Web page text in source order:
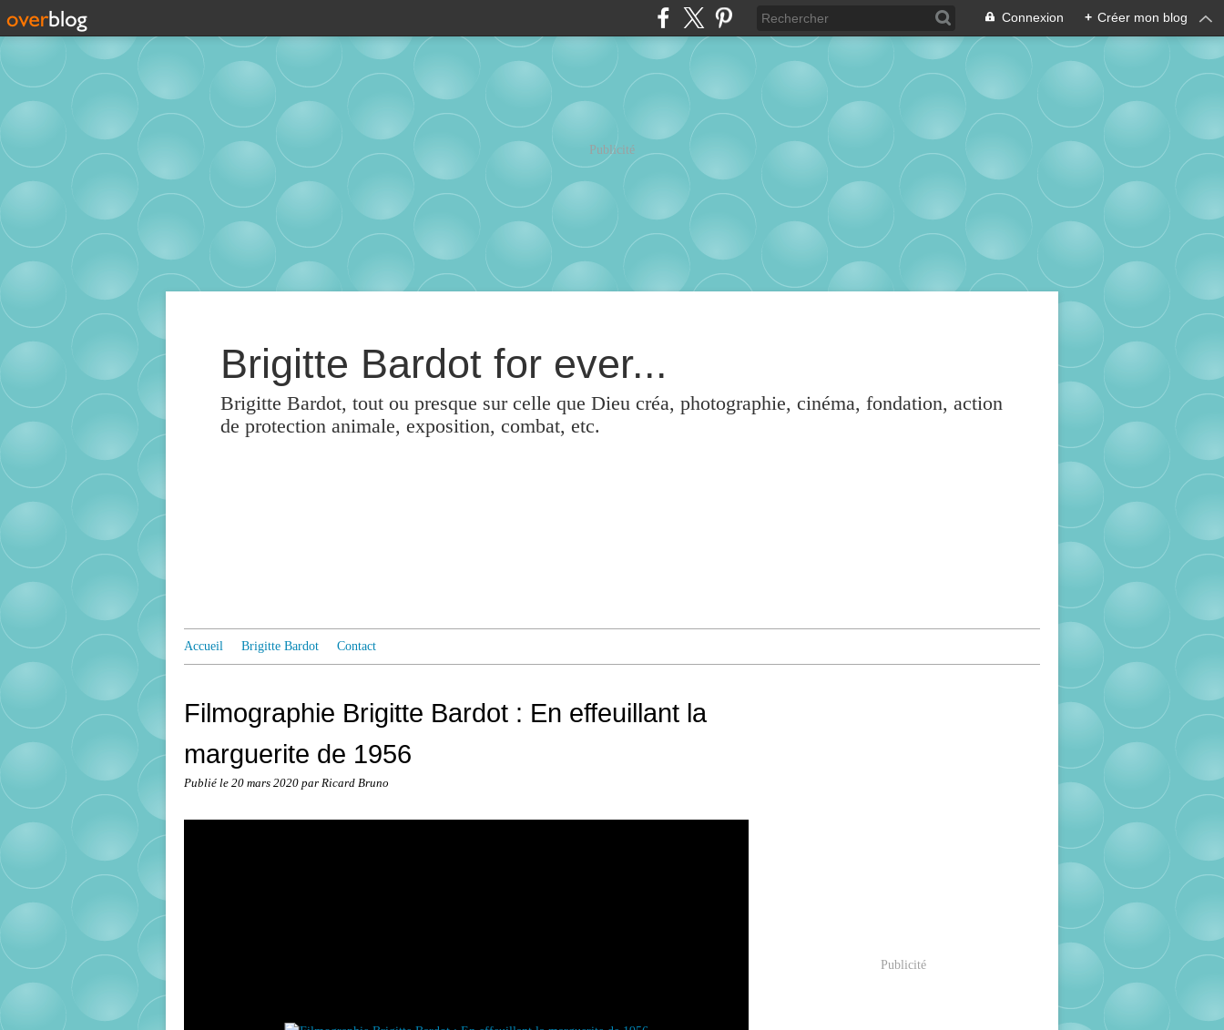
Connexion + Créer mon blog
Publicité
Brigitte Bardot for ever...
Brigitte Bardot, tout ou presque sur celle que Dieu créa, photographie, cinéma, fondation, action
de protection animale, exposition, combat, etc.
Accueil Brigitte Bardot Contact
Filmographie Brigitte Bardot : En effeuillant la
marguerite de 1956
Publié le 20 mars 2020 par Ricard Bruno
Publicité